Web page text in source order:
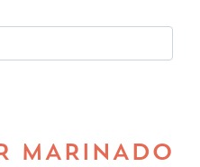
MARINADO